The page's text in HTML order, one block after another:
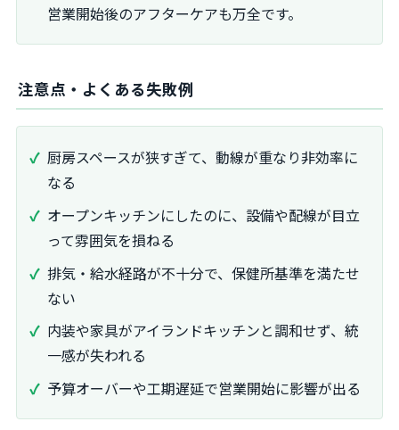
営業開始後のアフターケアも万全です。
注意点・よくある失敗例
厨房スペースが狭すぎて、動線が重なり非効率に
なる
オープンキッチンにしたのに、設備や配線が目立
って雰囲気を損ねる
排気・給水経路が不十分で、保健所基準を満たせ
ない
内装や家具がアイランドキッチンと調和せず、統
一感が失われる
予算オーバーや工期遅延で営業開始に影響が出る